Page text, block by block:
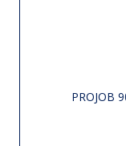
PROJOB